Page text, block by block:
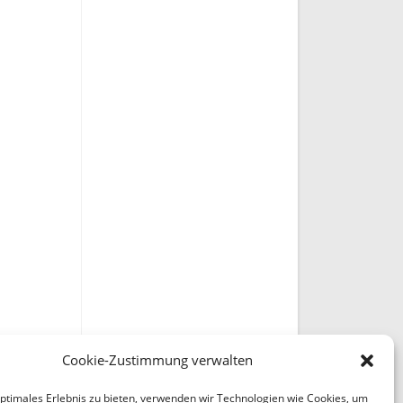
Cookie-Zustimmung verwalten
Erlebnis zu bieten, verwenden wir Technologien wie Cookies, um